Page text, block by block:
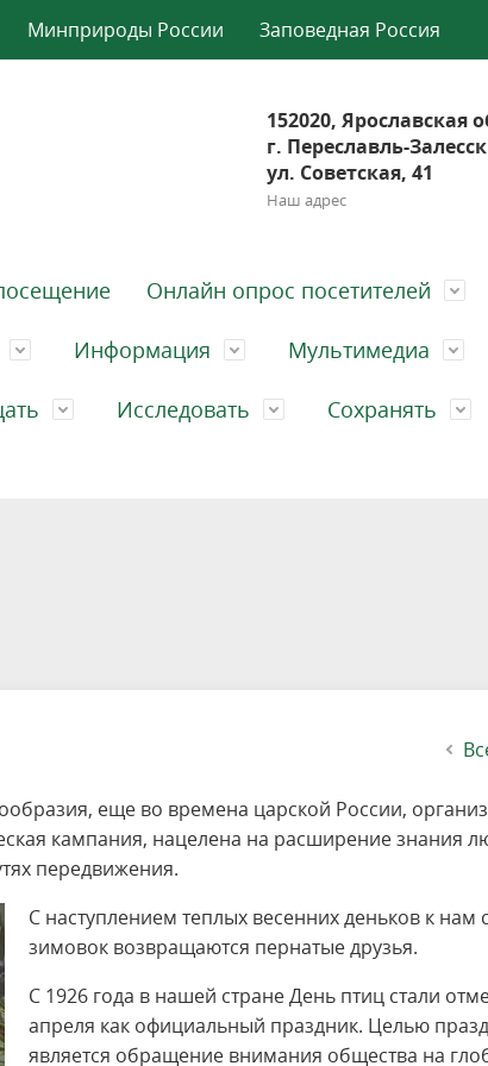
Минприроды России Заповедная Россия
152020, Ярославская
г. Переславль-
ул. Советская, 41
Наш адрес
Онлайн опрос посетителей
на озере Зоны для парусного
Информация Мультимедиа
Исследовать Сохранять
Интерактивная карта
еще во времена царской России,
кампания, нацелена на расширение знания
передвижения.
С наступлением теплых весенних деньков к нам
зимовок возвращаются пернатые друзья.
С 1926 года в нашей стране День птиц стали
апреля как официальный праздник. Целью
является обращение внимания общества на